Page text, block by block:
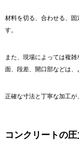
材料を切る、合わせる、
す。
また、現場によっては複
面、段差、開口部などは、
正確な寸法と丁寧な加工が
コンクリートの